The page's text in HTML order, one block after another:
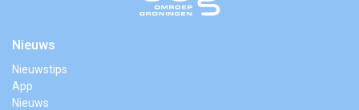
Nieuws
Nieuwstips
App
Nieuws